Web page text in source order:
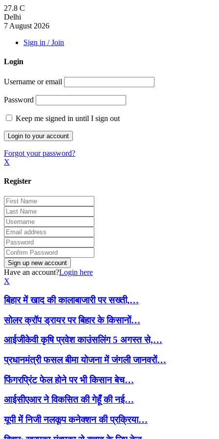
27.8 C
Delhi
7 August 2026
Sign in / Join
Login
Username or email
Password
Keep me signed in until I sign out
Forgot your password?
X
Register
Have an account?Login here
X
बिहार में खाद की कालाबाजारी पर सख्ती,…
सोलर क्रॉप ड्रायर पर बिहार के किसानों…
आईजीकेवी कृषि प्रवेश काउंसलिंग 5 अगस्त से,…
प्रधानमंत्री फसल बीमा योजना में जंगली जानवरों…
फिंगरप्रिंट फेल होने पर भी किसान बेच…
आईसीएआर ने विकसित की गेहूँ की नई…
यूपी में निजी नलकूप कनेक्शन की प्रक्रिया…